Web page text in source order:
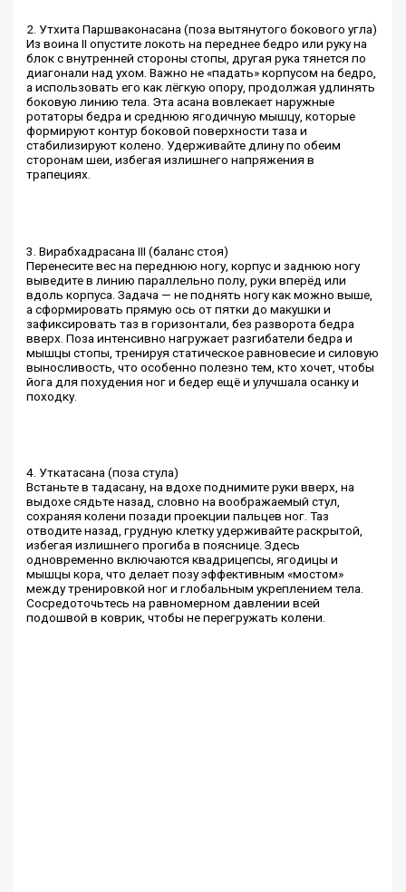
2. Утхита Паршваконасана (поза вытянутого бокового угла)
Из воина II опустите локоть на переднее бедро или руку на
блок с внутренней стороны стопы, другая рука тянется по
диагонали над ухом. Важно не «падать» корпусом на бедро,
а использовать его как лёгкую опору, продолжая удлинять
боковую линию тела. Эта асана вовлекает наружные
ротаторы бедра и среднюю ягодичную мышцу, которые
формируют контур боковой поверхности таза и
стабилизируют колено. Удерживайте длину по обеим
сторонам шеи, избегая излишнего напряжения в
трапециях.
3. Вирабхадрасана III (баланс стоя)
Перенесите вес на переднюю ногу, корпус и заднюю ногу
выведите в линию параллельно полу, руки вперёд или
вдоль корпуса. Задача — не поднять ногу как можно выше,
а сформировать прямую ось от пятки до макушки и
зафиксировать таз в горизонтали, без разворота бедра
вверх. Поза интенсивно нагружает разгибатели бедра и
мышцы стопы, тренируя статическое равновесие и силовую
выносливость, что особенно полезно тем, кто хочет, чтобы
йога для похудения ног и бедер ещё и улучшала осанку и
походку.
4. Уткатасана (поза стула)
Встаньте в тадасану, на вдохе поднимите руки вверх, на
выдохе сядьте назад, словно на воображаемый стул,
сохраняя колени позади проекции пальцев ног. Таз
отводите назад, грудную клетку удерживайте раскрытой,
избегая излишнего прогиба в пояснице. Здесь
одновременно включаются квадрицепсы, ягодицы и
мышцы кора, что делает позу эффективным «мостом»
между тренировкой ног и глобальным укреплением тела.
Сосредоточьтесь на равномерном давлении всей
подошвой в коврик, чтобы не перегружать колени.